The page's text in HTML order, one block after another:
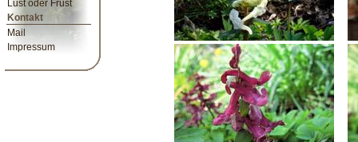
Lust oder Frust
Kontakt
Mail
Impressum